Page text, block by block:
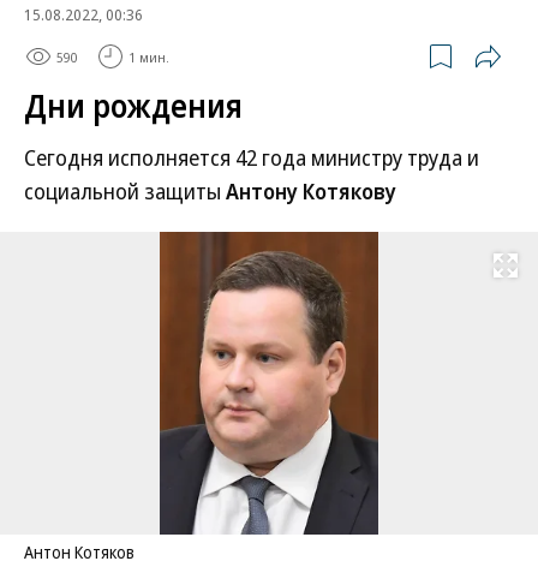
15.08.2022, 00:36
590 1 мин.
Дни рождения
Сегодня исполняется 42 года министру труда и
социальной защиты Антону Котякову
Развернуть
Антон Котяков